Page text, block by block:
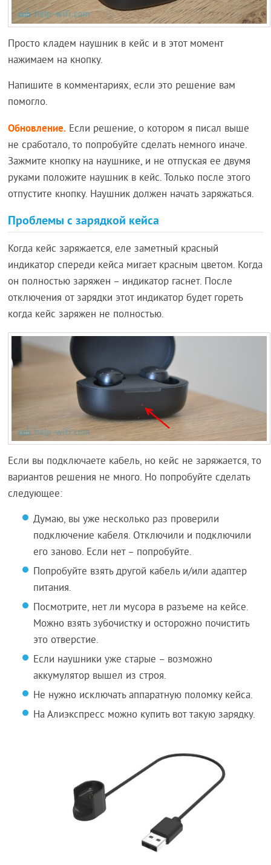
Просто кладем наушник в кейс и в этот момент
нажимаем на кнопку.
Напишите в комментариях, если это решение вам
помогло.
Обновление. Если решение, о котором я писал выше
не сработало, то попробуйте сделать немного иначе.
Зажмите кнопку на наушнике, и не отпуская ее двумя
руками положите наушник в кейс. Только после этого
отпустите кнопку. Наушник должен начать заряжаться.
Проблемы с зарядкой кейса
Когда кейс заряжается, еле заметный красный
индикатор спереди кейса мигает красным цветом. Когда
он полностью заряжен – индикатор гаснет. После
отключения от зарядки этот индикатор будет гореть
когда кейс заряжен не полностью.
Если вы подключаете кабель, но кейс не заряжается, то
вариантов решения не много. Но попробуйте сделать
следующее:
Думаю, вы уже несколько раз проверили
подключение кабеля. Отключили и подключили
его заново. Если нет – попробуйте.
Попробуйте взять другой кабель и/или адаптер
питания.
Посмотрите, нет ли мусора в разъеме на кейсе.
Можно взять зубочистку и осторожно почистить
это отверстие.
Если наушники уже старые – возможно
аккумулятор вышел из строя.
Не нужно исключать аппаратную поломку кейса.
На Алиэкспресс можно купить вот такую зарядку.